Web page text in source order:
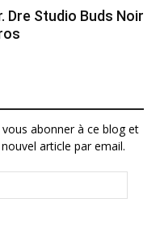
Dre Studio Buds Noir
abonner à ce blog et
article par email.